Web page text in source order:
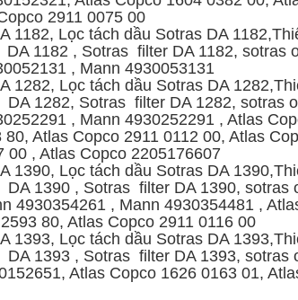
2911 0075 00
1182, Lọc tách dầu Sotras DA
1182 , Sotras filter DA 1182, sotras
, Mann 4930053131
1282, Lọc tách dầu Sotras DA
1282, Sotras filter DA 1282, sotras
, Mann 4930252291 , Atlas
Atlas Copco 2911 0112 00, Atlas
00 , Atlas Copco 2205176607
1390, Lọc tách dầu Sotras DA
1390 , Sotras filter DA 1390, sotras
4930354261 , Mann 4930354481 ,
80, Atlas Copco 2911 0116 00
1393, Lọc tách dầu Sotras DA
1393 , Sotras filter DA 1393, sotras
Atlas Copco 1626 0163 01,